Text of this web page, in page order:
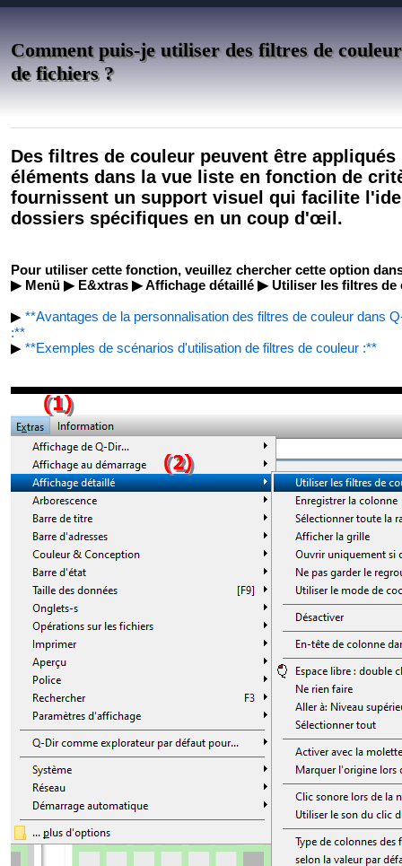
Comment puis-je utiliser des filtres de
de fichiers ?
Des filtres de couleur peuvent être
éléments dans la vue liste en fonction de
fournissent un support visuel qui facilite
dossiers spécifiques en un coup d'œil.
Pour utiliser cette fonction, veuillez chercher cette option
▶ Menü ▶ E&xtras ▶ Affichage détaillé ▶ Utiliser les filtres de
▶ **Avantages de la personnalisation des filtres de couleur dans
:**
▶ **Exemples de scénarios d'utilisation de filtres de couleur :**